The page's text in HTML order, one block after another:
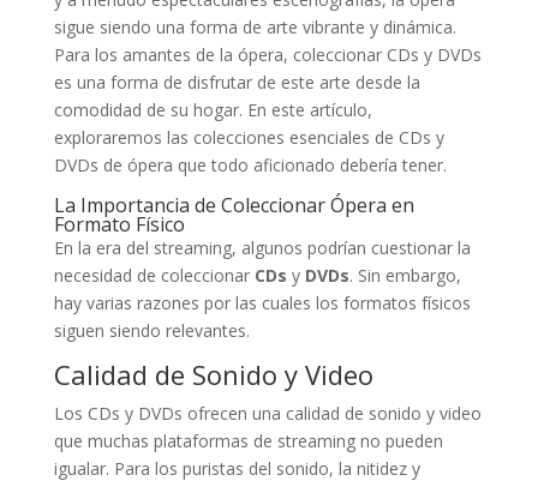
sigue siendo una forma de arte vibrante y dinámica.
Para los amantes de la ópera, coleccionar CDs y DVDs
es una forma de disfrutar de este arte desde la
comodidad de su hogar. En este artículo,
exploraremos las colecciones esenciales de CDs y
DVDs de ópera que todo aficionado debería tener.
La Importancia de Coleccionar Ópera en
Formato Físico
En la era del streaming, algunos podrían cuestionar la
necesidad de coleccionar CDs y DVDs. Sin embargo,
hay varias razones por las cuales los formatos físicos
siguen siendo relevantes.
Calidad de Sonido y Video
Los CDs y DVDs ofrecen una calidad de sonido y video
que muchas plataformas de streaming no pueden
igualar. Para los puristas del sonido, la nitidez y